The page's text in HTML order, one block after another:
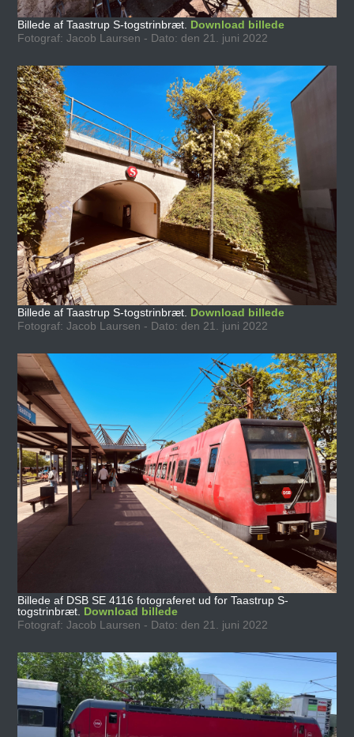
Billede af Taastrup S-togstrinbræt. Download billede
Fotograf: Jacob Laursen - Dato: den 21. juni 2022
Billede af Taastrup S-togstrinbræt. Download billede
Fotograf: Jacob Laursen - Dato: den 21. juni 2022
Billede af DSB SE 4116 fotograferet ud for Taastrup S-
togstrinbræt. Download billede
Fotograf: Jacob Laursen - Dato: den 21. juni 2022